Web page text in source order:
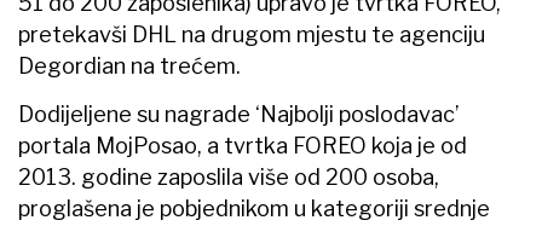
pretekavši DHL na drugom mjestu te agenciju
Degordian na trećem.
Dodijeljene su nagrade ‘Najbolji poslodavac’
portala MojPosao, a tvrtka FOREO koja je od
2013. godine zaposlila više od 200 osoba,
proglašena je pobjednikom u kategoriji srednje